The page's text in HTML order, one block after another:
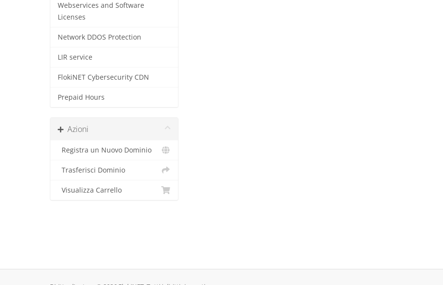
Webservices and Software
Licenses
Network DDOS Protection
LIR service
FlokiNET Cybersecurity CDN
Prepaid Hours
Azioni
Registra un Nuovo Dominio
Trasferisci Dominio
Visualizza Carrello